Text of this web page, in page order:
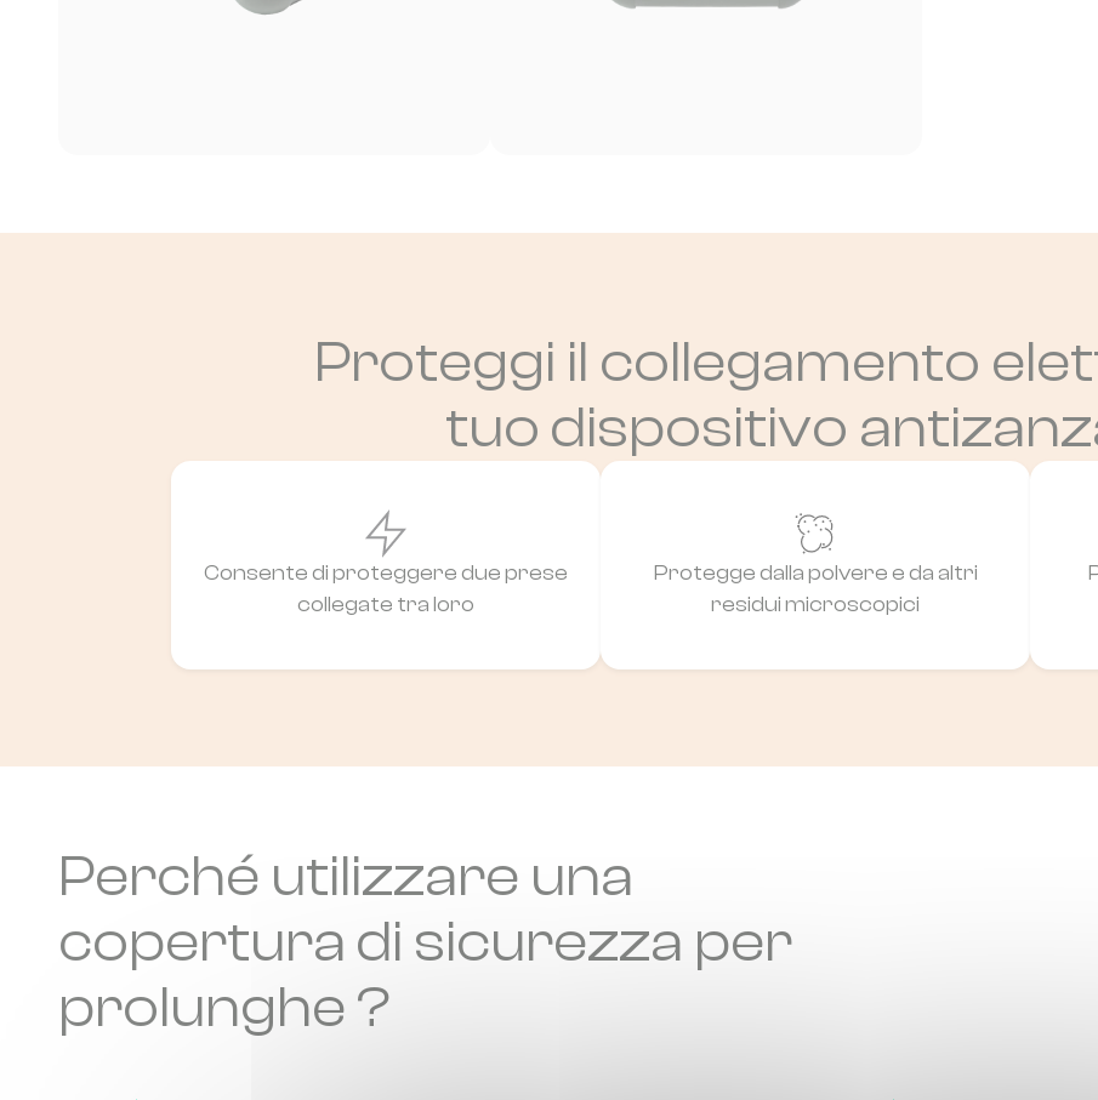
Proteggi il collegamento
tuo dispositivo
Consente di proteggere due prese
collegate tra loro
Protegge dalla polvere e da altri
residui microscopici
Perché utilizzare una
copertura di sicurezza per
prolunghe ?